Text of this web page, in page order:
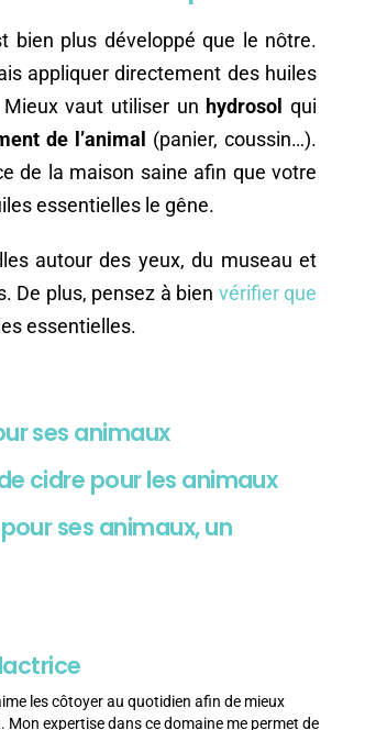
bien plus développé que le nôtre.
appliquer directement des huiles
vaut utiliser un hydrosol qui
de l’animal
(panier, coussin…).
de la maison saine afin que votre
essentielles le gêne.
autour des yeux, du museau et
De plus, pensez à bien vérifier que
essentielles.
ses animaux
cidre pour les animaux
ses animaux, un
les côtoyer au quotidien afin de mieux
expertise dans ce domaine me permet de